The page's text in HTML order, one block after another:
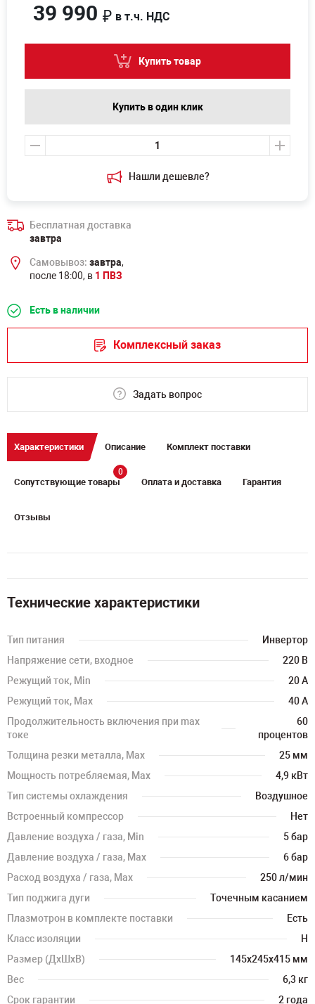
Нашли дешевле?
39 990 ₽ в т.ч. НДС
Купить товар
Купить в один клик
Бесплатная доставка
завтра
Самовывоз: завтра,
после 18:00, в 1 ПВЗ
Есть в наличии
Комплексный заказ
Задать вопрос
Характеристики Описание Комплект поставки
Сопутствующие товары
0
Оплата и доставка Гарантия
Отзывы
Технические характеристики
Тип питания
Инвертор
Напряжение сети, входное
220 В
Режущий ток, Min
20 А
Режущий ток, Max
40 А
Продолжительность включения при max
токе
60
процентов
Толщина резки металла, Max
25 мм
Мощность потребляемая, Max
4,9 кВт
Тип системы охлаждения
Воздушное
Встроенный компрессор
Нет
Давление воздуха / газа, Min
5 бар
Давление воздуха / газа, Max
6 бар
Расход воздуха / газа, Max
250 л/мин
Тип поджига дуги
Точечным касанием
Плазмотрон в комплекте поставки
Есть
Класс изоляции
H
Размер (ДхШхВ)
145х245х415 мм
Вес
6,3 кг
Срок гарантии
2 года